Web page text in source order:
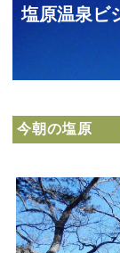
塩原温泉ビ
今朝の塩